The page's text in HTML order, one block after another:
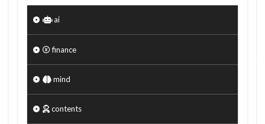
ai
finance
mind
contents